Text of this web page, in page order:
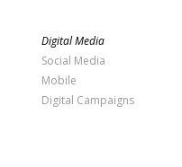
Digital Media
Social Media
Mobile
Digital Campaigns